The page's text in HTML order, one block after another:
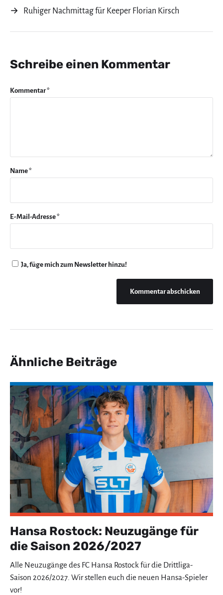
→
Ruhiger Nachmittag für Keeper Florian Kirsch
Schreibe einen Kommentar
Kommentar*
Name*
E-Mail-Adresse*
Ja, füge mich zum Newsletter hinzu!
Ähnliche Beiträge
Hansa Rostock: Neuzugänge für
die Saison 2026/2027
Alle Neuzugänge des FC Hansa Rostock für die Drittliga-
Saison 2026/2027. Wir stellen euch die neuen Hansa-Spieler
vor!